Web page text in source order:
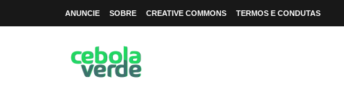
ANUNCIE SOBRE CREATIVE COMMONS TERMOS E CONDUTAS